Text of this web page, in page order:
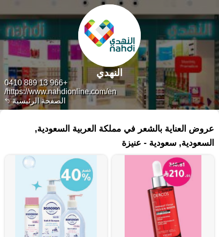
الصفحة الرئيسية
+966 13 889 0410
https://www.nahdionline.com/en/
النهدي
عروض العناية بالشعر في مملكة العربية السعودية,
السعودية, سعودية - عنيزة